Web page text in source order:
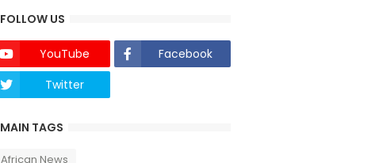
FOLLOW US
YouTube
Facebook
Twitter
MAIN TAGS
African News